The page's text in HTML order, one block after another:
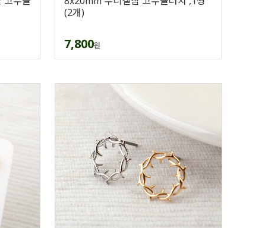
(2개)
7,800원